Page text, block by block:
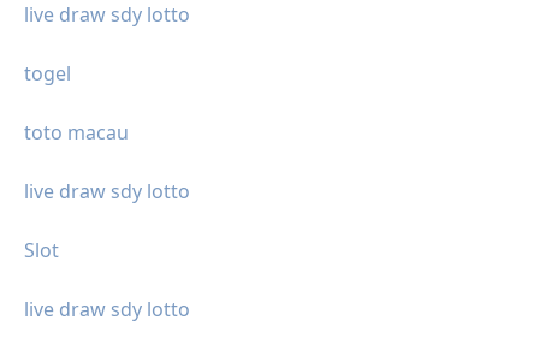
live draw sdy lotto
togel
toto macau
live draw sdy lotto
Slot
live draw sdy lotto